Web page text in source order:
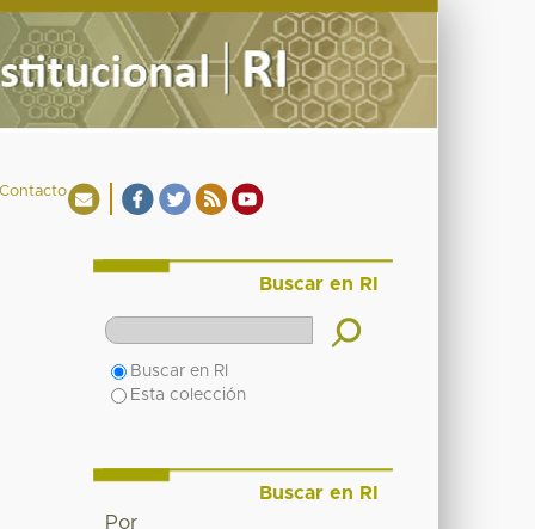
Contacto
Buscar en RI
Buscar en RI
Esta colección
Buscar en RI
Por